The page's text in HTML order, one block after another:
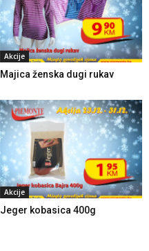
Akcije
Majica ženska dugi rukav
Akcije
Jeger kobasica 400g